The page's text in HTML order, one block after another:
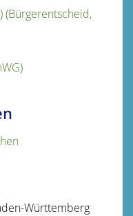
(Bürgerentscheid,
Württemberg